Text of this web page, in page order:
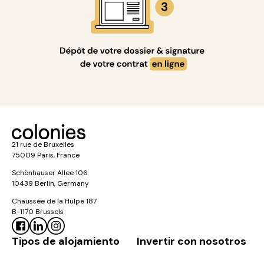
21 rue de Bruxelles
75009 Paris, France
Schönhauser Allee 106
10439 Berlin, Germany
Chaussée de la Hulpe 187
B-1170 Brussels
Tipos de alojamiento Invertir con nosotros